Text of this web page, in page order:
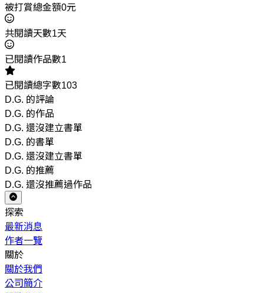
被打賞總金額0元
共閱讀天數1天
已閱讀作品數1
已閱讀總字數103
D.G. 的評論
D.G. 的作品
D.G. 還沒建立書單
D.G. 的書單
D.G. 還沒建立書單
D.G. 的推薦
D.G. 還沒推薦過作品
探索
最新消息
作者一覽
關於
關於我們
公司簡介